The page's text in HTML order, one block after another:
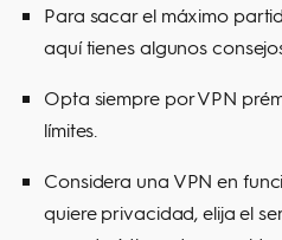
Para sacar el máximo
aquí tienes algunos
Opta siempre por VPN
límites.
Considera una VPN en
quiere privacidad, elija el